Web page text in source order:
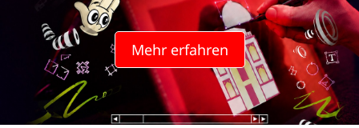
Mehr erfahren